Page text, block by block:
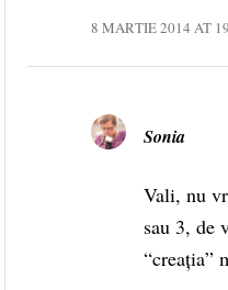
8 MARTIE 2014 AT
Sonia
Vali, nu
sau 3, de
“creația”